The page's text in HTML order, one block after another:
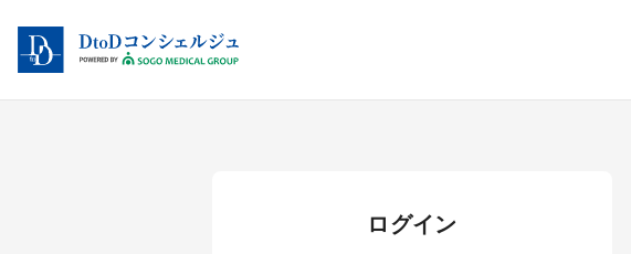
ログイン